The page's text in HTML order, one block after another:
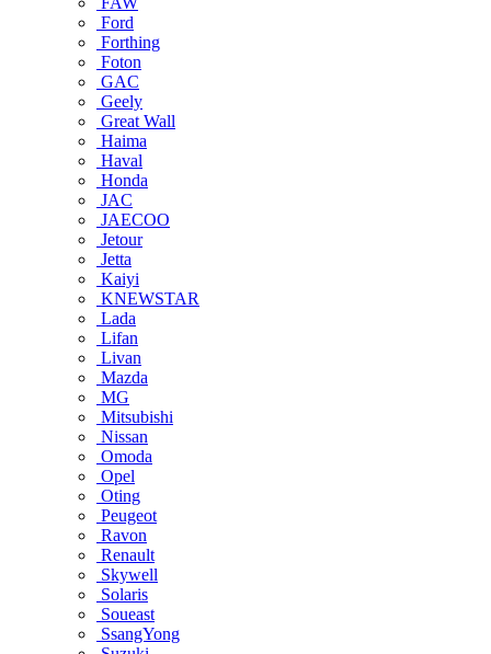
Ford
Forthing
Foton
GAC
Geely
Great Wall
Haima
Haval
Honda
JAC
JAECOO
Jetour
Jetta
Kaiyi
KNEWSTAR
Lada
Lifan
Livan
Mazda
MG
Mitsubishi
Nissan
Omoda
Opel
Oting
Peugeot
Ravon
Renault
Skywell
Solaris
Soueast
SsangYong